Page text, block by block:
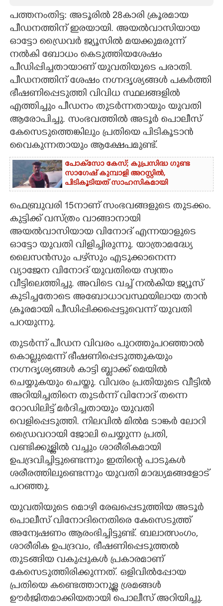
CARTOONS
LITERATURE
ZOOM
CONTACT US
പത്തനംതിട്ട: അടൂരിൽ 28കാരി ക്രൂരമായ
പീഡനത്തിന് ഇരയായി. അയൽവാസിയായ
ഓട്ടോ ഡ്രൈവർ ജ്യൂസിൽ മയക്കുമരുന്ന്
നൽകി ബോധം കെടുത്തിയശേഷം
പീഡിപ്പിച്ചതായാണ് യുവതിയുടെ പരാതി.
പീഡനത്തിന് ശേഷം നഗ്നദൃശ്യങ്ങൾ പകർത്തി
ഭീഷണിപ്പെടുത്തി വിവിധ സ്ഥലങ്ങളിൽ
എത്തിച്ചും പീഡനം തുടർന്നതായും യുവതി
ആരോപിച്ചു. സംഭവത്തിൽ അടൂർ പൊലീസ്
കേസെടുത്തെങ്കിലും പ്രതിയെ പിടികൂടാൻ
വൈകുന്നതായും ആക്ഷേപമുണ്ട്.
പോക്‌സോ കേസ്; കുപ്രസിദ്ധ ഗുണ്ട
സാഗേഷ് കുമ്പാളി അറസ്റ്റിൽ,
പിടികൂടിയത് സാഹസികമായി
ഫെബ്രുവരി 15നാണ് സംഭവങ്ങളുടെ തുടക്കം.
കുട്ടിക്ക് വസ്ത്രം വാങ്ങാനായി
അയൽവാസിയായ വിനോദ് എന്നയാളുടെ
ഓട്ടോ യുവതി വിളിച്ചിരുന്നു. യാത്രാമദ്ധ്യേ
ലൈസൻസും പഴ്‌സും എടുക്കാനെന്ന
വ്യാജേന വിനോദ് യുവതിയെ സ്വന്തം
വീട്ടിലെത്തിച്ചു. അവിടെ വച്ച് നൽകിയ ജ്യൂസ്
കുടിച്ചതോടെ അബോധാവസ്ഥയിലായ താൻ
ക്രൂരമായി പീഡിപ്പിക്കപ്പെട്ടുവെന്ന് യുവതി
പറയുന്നു.
തുടർന്ന് പീഡന വിവരം പുറത്തുപറഞ്ഞാൽ
കൊല്ലുമെന്ന് ഭീഷണിപ്പെടുത്തുകയും
നഗ്നദൃശ്യങ്ങൾ കാട്ടി ബ്ലാക്ക് മെയിൽ
ചെയ്യുകയും ചെയ്തു. വിവരം പ്രതിയുടെ വീട്ടിൽ
അറിയിച്ചതിനെ തുടർന്ന് വിനോദ് തന്നെ
റോഡിലിട്ട് മർദിച്ചതായും യുവതി
വെളിപ്പെടുത്തി. നിലവിൽ മിൽമ ടാങ്കർ ലോറി
ഡ്രൈവറായി ജോലി ചെയ്യുന്ന പ്രതി,
വണ്ടിക്കുള്ളിൽ വച്ചും ശാരീരികമായി
ഉപദ്രവിച്ചിട്ടുണ്ടെന്നും ഇതിന്റെ പാടുകൾ
ശരീരത്തിലുണ്ടെന്നും യുവതി മാദ്ധ്യമങ്ങളോട്
പറഞ്ഞു.
യുവതിയുടെ മൊഴി രേഖപ്പെടുത്തിയ അടൂർ
പൊലീസ് വിനോദിനെതിരെ കേസെടുത്ത്
അന്വേഷണം ആരംഭിച്ചിട്ടുണ്ട്. ബലാത്സംഗം,
ശാരീരിക ഉപദ്രവം, ഭീഷണിപ്പെടുത്തൽ
തുടങ്ങിയ വകുപ്പുകൾ പ്രകാരമാണ്
കേസെടുത്തിരിക്കുന്നത്. ഒളിവിൽപ്പോയ
പ്രതിയെ കണ്ടെത്താനുള്ള ശ്രമങ്ങൾ
ഊർജിതമാക്കിയതായി പൊലീസ് അറിയിച്ചു.